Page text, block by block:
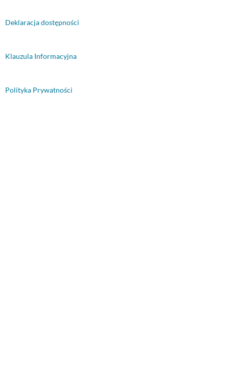
Deklaracja dostępności
Klauzula Informacyjna
Polityka Prywatności